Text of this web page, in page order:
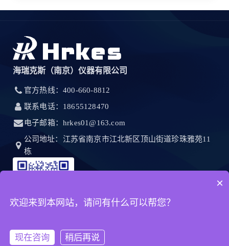
海瑞克斯（南京）仪器有限公司
官方热线：400-660-8812
联系电话：18655128470
电子邮箱：hrkes01@163.com
公司地址：江苏省南京市江北新区顶山街道珍珠雅苑11
栋
×
欢迎来到本网站，请问有什么可以帮您？
现在咨询 稍后再说